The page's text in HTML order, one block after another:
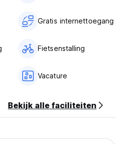
Gratis internettoegang
Fietsenstalling
Vacature
Bekijk alle faciliteiten